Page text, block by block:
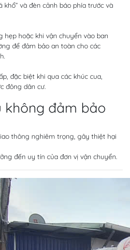
khổ” và đèn cảnh báo phía trước và
hẹp hoặc khi vận chuyển vào ban
để đảm bảo an toàn cho các
đặc biệt khi qua các khúc cua,
đông dân cư.
không đảm bảo
thông nghiêm trọng, gây thiệt hại
đến uy tín của đơn vị vận chuyển.